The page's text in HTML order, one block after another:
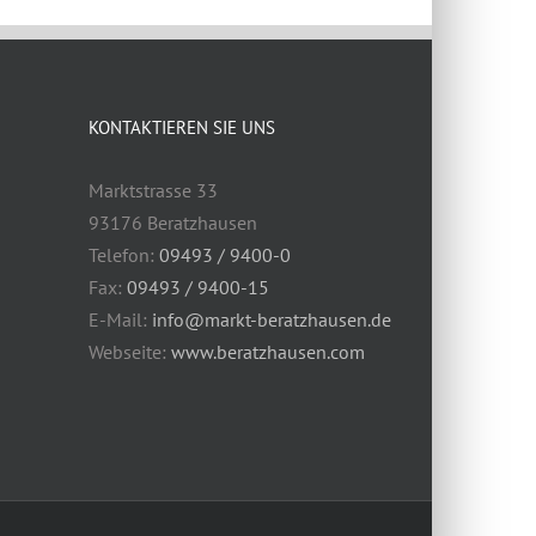
KONTAKTIEREN SIE UNS
Marktstrasse 33
93176 Beratzhausen
Telefon:09493 / 9400-0
Fax:09493 / 9400-15
E-Mail: info@markt-beratzhausen.de
Webseite:www.beratzhausen.com